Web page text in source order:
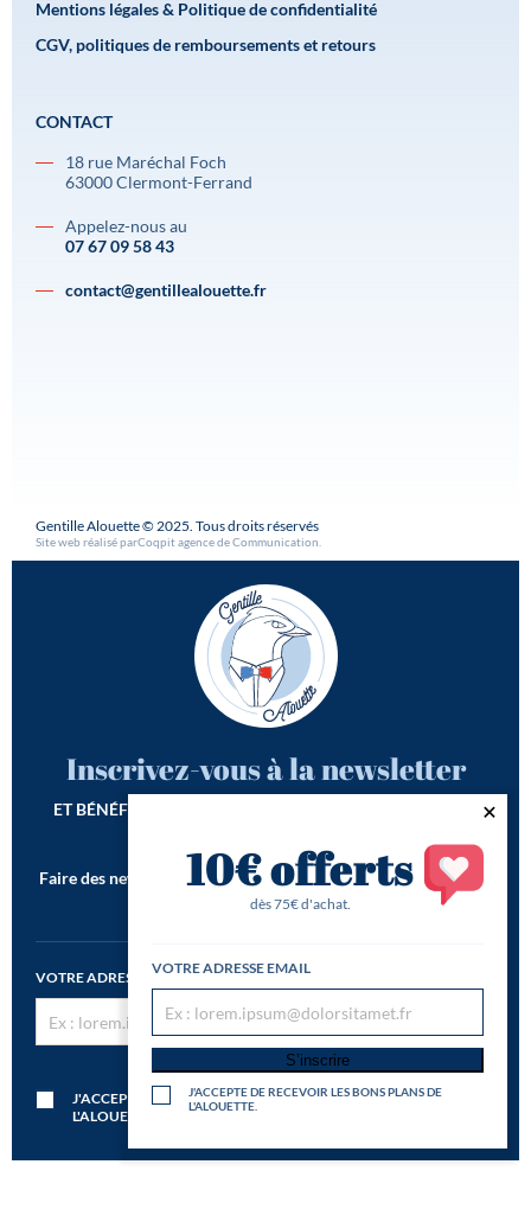
Mentions légales & Politique de confidentialité
CGV, politiques de remboursements et retours
CONTACT
18 rue Maréchal Foch
63000 Clermont-Ferrand
Appelez-nous au
07 67 09 58 43
contact@gentillealouette.fr
Gentille Alouette © 2025. Tous droits réservés
Site web réalisé parCoqpit agence de Communication
Inscrivez-vous à la newsletter
ET BÉNÉFICIEZ DE -10€ SUR VOTRE 1ÈRE COMMANDE*
Faire des newsletters incroyables est notre seconde vocation !
*Offre de bienvenue valable dès 75€ d'achat
VOTRE ADRESSE EMAIL
S’inscrire
J'ACCEPTE DE RECEVOIR LES BONS PLANS DE
L'ALOUETTE.
10€ offerts
dès 75€ d'achat.
VOTRE ADRESSE EMAIL
S’inscrire
J'ACCEPTE DE RECEVOIR LES BONS PLANS DE
L'ALOUETTE.